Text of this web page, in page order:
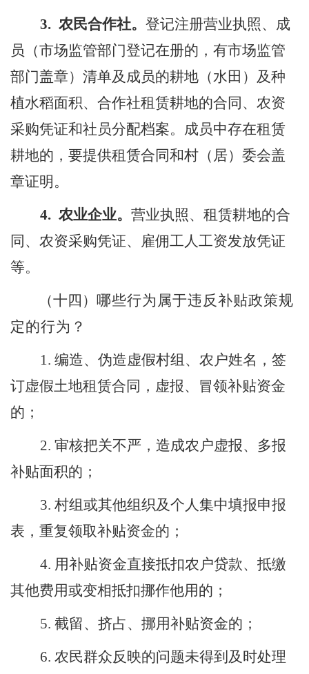
3. 农民合作社。 登记注册营业执照、成
员（市场监管部门登记在册的，有市场监管
部门盖章）清单及成员的耕地（水田）及种
植水稻面积、合作社租赁耕地的合同、农资
采购凭证和社员分配档案。成员中存在租赁
耕地的，要提供租赁合同和村（居）委会盖
章证明。
4. 农业企业。 营业执照、租赁耕地的合
同、农资采购凭证、雇佣工人工资发放凭证
等。
（十四） 哪些行为属于违反补贴政策规
定的行为 ？
1. 编造、伪造虚假村组、农户姓名，签
订虚假土地租赁合同，虚报、冒领补贴资金
的；
2. 审核把关不严，造成农户虚报、多报
补贴面积的；
3. 村组或其他组织及个人集中填报申报
表，重复领取补贴资金的；
4. 用补贴资金直接抵扣农户贷款、抵缴
其他费用或变相抵扣挪作他用的；
5. 截留、挤占、挪用补贴资金的；
6. 农民群众反映的问题未得到及时处理